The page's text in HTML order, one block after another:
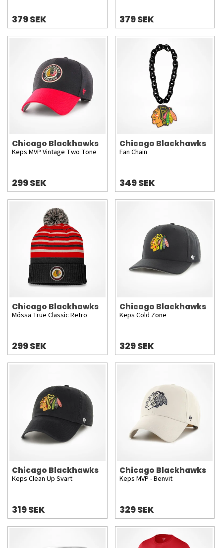
379 SEK 379 SEK
Chicago Blackhawks
Keps MVP Vintage Two Tone
299 SEK
Chicago Blackhawks
Fan Chain
349 SEK
Chicago Blackhawks
Mössa True Classic Retro
299 SEK
Chicago Blackhawks
Keps Cold Zone
329 SEK
Chicago Blackhawks
Keps Clean Up Svart
319 SEK
Chicago Blackhawks
Keps MVP - Benvit
329 SEK